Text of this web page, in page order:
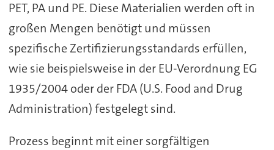
PET, PA und PE. Diese Materialien werden oft in
großen Mengen benötigt und müssen
spezifische Zertifizierungsstandards erfüllen,
wie sie beispielsweise in der EU-Verordnung EG
1935/2004 oder der FDA (U.S. Food and Drug
Administration) festgelegt sind.
Prozess beginnt mit einer sorgfältigen